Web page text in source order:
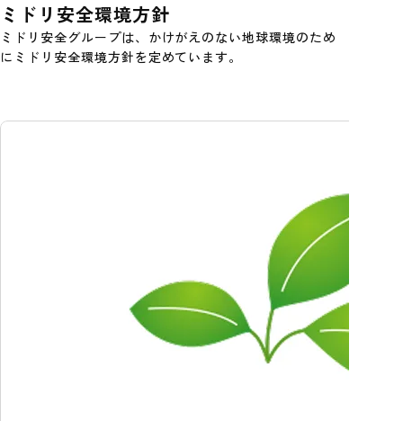
ミドリ安全環境方針
ミドリ安全グループは、かけがえのない地球環境のため
にミドリ安全環境方針を定めています。